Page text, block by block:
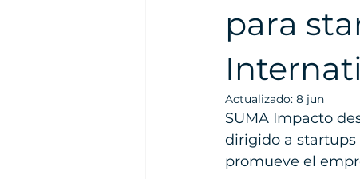
para
Actualizado: 8 jun
SUMA Impacto
dirigido a startups
promueve el